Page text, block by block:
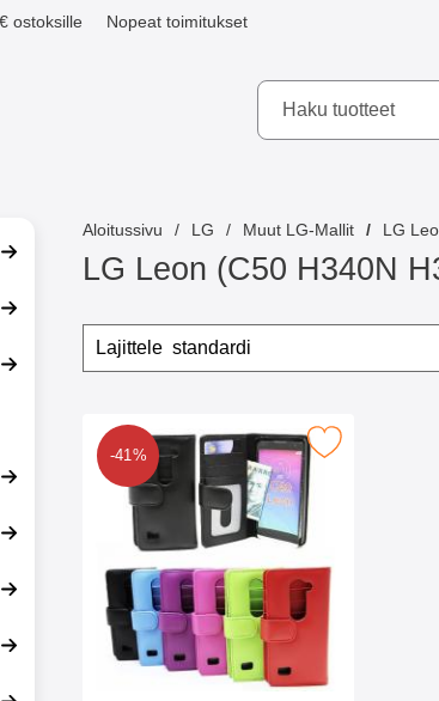
ostoksille Nopeat toimitukset
Tibro billiga mobilskydd AB
Aloitussivu LG Muut LG-Mallit LG
LG Leon (C50 H340N
i
r
i
Suodata/lajittele
standardi
tuotelista
-41%
Merkitse lompakkokotelot LG Leon (C50